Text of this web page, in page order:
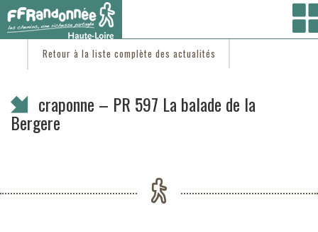
Vous êtes ici :Accueil/C'est d'actu
Retour à la liste complète des actualités
craponne – PR 597 La balade de la
Bergere